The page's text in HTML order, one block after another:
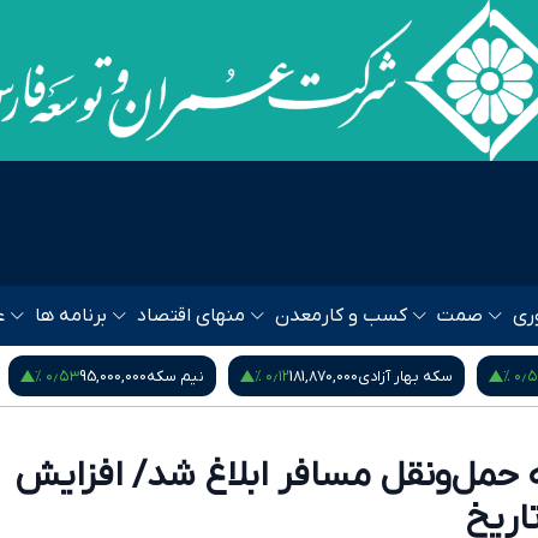
صمت کسب و کار معدن منهای اقتصاد برنامه ها
نیم سکه95,000,000۰٫۵۳ % ربع سکه53,000,000۰٫۹۵ % یورو
حمل‌ونقل مسافر ابلاغ شد/ افزایش